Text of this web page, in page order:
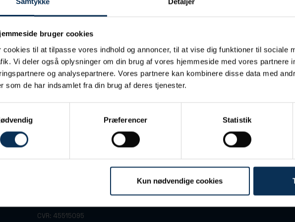
bruger cookies
cookies til at tilpasse vores indhold og annoncer, til at vise dig funktioner til sociale
Vi deler også oplysninger om din brug af vores hjemmeside med vores partnere
og analysepartnere. Vores partnere kan kombinere disse data med
som de har indsamlet fra din brug af deres tjenester.
Præferencer Statistik
Kun nødvendige cookies
Havn A/S
CVR: 45515095
+45 86 13 32 66